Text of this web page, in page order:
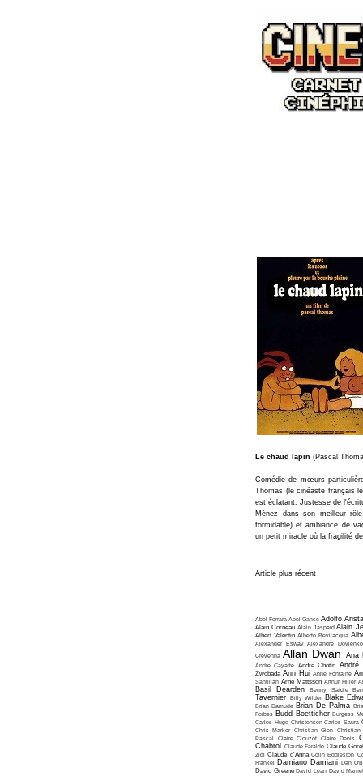
Le chaud lapin (Pascal
Comédie de mœurs
Thomas (le cinéaste français
est éclatant. Justesse de
Ménez dans son meilleur
formidable) et ambiance de
un petit miracle où la fragilité
Article plus récent
Abel Ferrara Abel Gance Adolfo
Alain Corneau Alain Jaspard Alain
Albert Valentin Alberto Bevilacqua
Alexander Esway Alexandre Dovjenko
Crevenna Allan Dwan Ana
André Cayatte André Chotin André
Zwobada Ann Hui Anne Fontaine
Santillan Arne Mattsson Arthur Hiller
Basil Dearden Benny Safdie
Tavernier Billy Wilder Blake
Brian Damude Brian De Palma
Forbes Budd Boetticher Burgess
Carlos Hugo Christensen Carlos Saura
Chris Marker Christian Gion Christian
Pascal
Claire Clouzot Claire Denis
Chabrol
Claude Faraldo Claude
Zidi Claude d'Anna Colin Eggleston
Frankel Damiano Damiani Dan
David Greene David Lean David